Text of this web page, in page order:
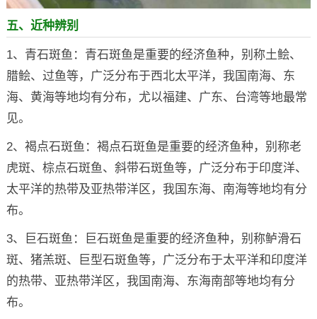
五、近种辨别
1、青石斑鱼：青石斑鱼是重要的经济鱼种，别称土鲙、
腊鲙、过鱼等，广泛分布于西北太平洋，我国南海、东
海、黄海等地均有分布，尤以福建、广东、台湾等地最常
见。
2、褐点石斑鱼：褐点石斑鱼是重要的经济鱼种，别称老
虎斑、棕点石斑鱼、斜带石斑鱼等，广泛分布于印度洋、
太平洋的热带及亚热带洋区，我国东海、南海等地均有分
布。
3、巨石斑鱼：巨石斑鱼是重要的经济鱼种，别称鲈滑石
斑、猪羔斑、巨型石斑鱼等，广泛分布于太平洋和印度洋
的热带、亚热带洋区，我国南海、东海南部等地均有分
布。